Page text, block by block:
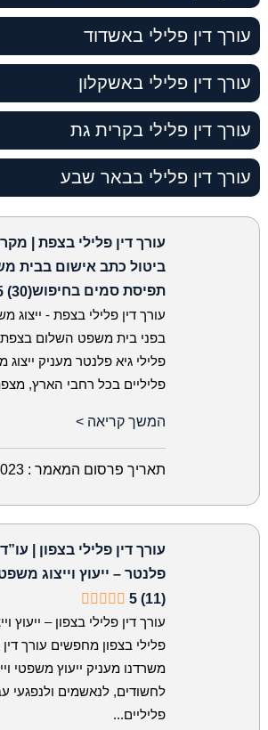
עורך דין פלילי באשדוד
עורך דין פלילי באשקלון
עורך דין פלילי בקרית גת
עורך דין פלילי בבאר שבע
עורך דין פלילי בצפת |
ביטול כתב אישום בבית
תפיסת סמים בחיפוש(30)
עורך דין פלילי בצפת - ייצוג
בפני בית משפט השלום בצפת
פלילי גיא פלנטר מעניק
פליליים בכל רחבי הארץ,
המשך קריאה >
תאריך פרסום המאמר :
עורך דין פלילי בצפון |
פלנטר – ייעוץ וייצוג
5 (11)
עורך דין פלילי בצפון – ייעוץ
פלילי בצפון מחפשים עורך דין
משרדנו מעניק ייעוץ משפטי
לחשודים, לנאשמים ולנפגעי
פליליים...